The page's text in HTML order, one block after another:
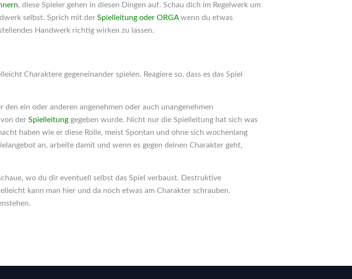
, diese Spieler gehen in diesen Dingen auf. Schau dich im Regelwerk um
selbst. Sprich mit der Spielleitung oder ORGAwenn du etwas
Handwerk richtig wirken zu lassen.
Charaktere gegeneinander spielen. Reagiere so, dass es das Spiel
den ein oder anderen angenehmen oder auch unangenehmen
der Spielleitung gegeben wurde. Nicht nur die Spielleitung hat sich was
haben wie er diese Rolle, meist Spontan und ohne sich wochenlang
an, arbeite damit und wenn es gegen deinen Charakter geht,
wo du dir eventuell selbst das Spiel verbaust. Destruktive
kann man hier und da noch etwas am Charakter schrauben.